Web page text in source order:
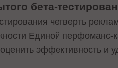
бета-
четверть
Единой
эффективность и